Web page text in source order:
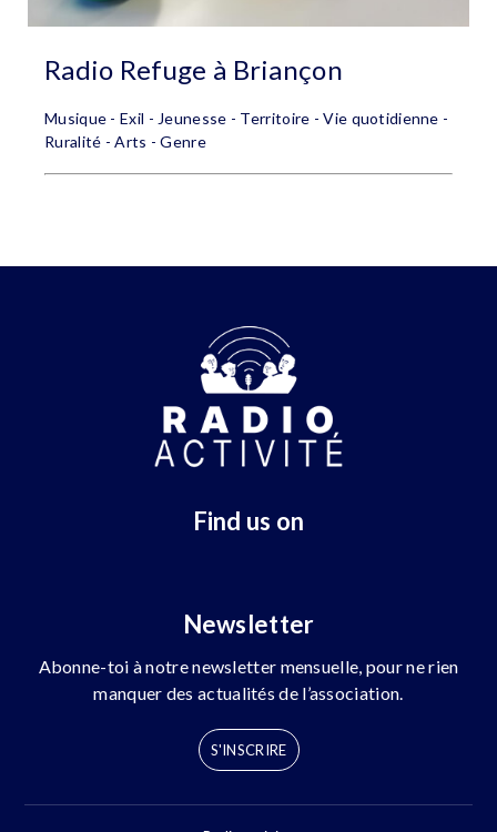
Radio Refuge à Briançon
Musique - Exil - Jeunesse - Territoire - Vie quotidienne -
Ruralité - Arts - Genre
Find us on
Newsletter
Abonne-toi à notre newsletter mensuelle, pour ne rien
manquer des actualités de l’association.
S'INSCRIRE